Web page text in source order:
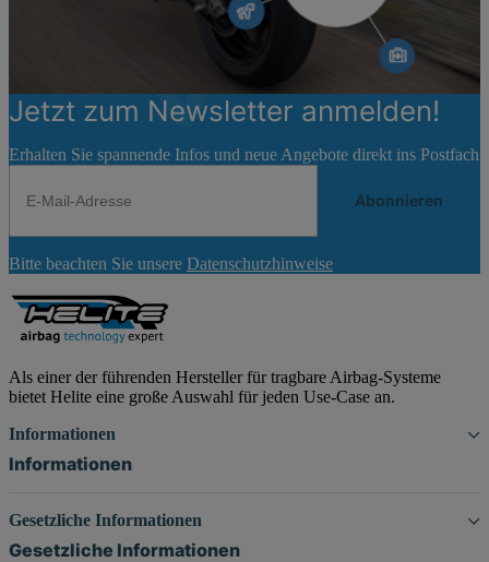
Jetzt zum Newsletter anmelden!
Erhalten Sie spannende Infos und neue Angebote direkt ins Postfach
Abonnieren
Abonnieren
Bitte beachten Sie unsere Datenschutzhinweise
Als einer der führenden Hersteller für tragbare Airbag-Systeme
bietet Helite eine große Auswahl für jeden Use-Case an.
Informationen
Informationen
Gesetzliche Informationen
Gesetzliche Informationen